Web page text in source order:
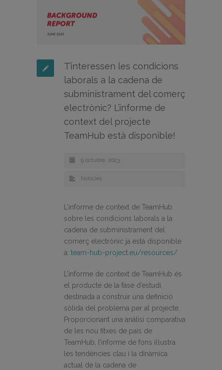
T’interessen les condicions
laborals a la cadena de
subministrament del comerç
electrònic? L’informe de
context del projecte
TeamHub està disponible!
9 octubre, 2023
Noticies
L’informe de context de TeamHub
sobre les condicions laborals a la
cadena de subministrament del
comerç electrònic ja està disponible
a: team-hub-project.eu/resources/
L’informe de context de TeamHub és
el producte de la fase d’estudi,
destinada a construir una definició
sòlida del problema per al projecte.
Proporcionant una anàlisi comparativa
de les nou fitxes de país de
TeamHub, l’informe de fons il·lustra
les tendències clau i la dinàmica
actual de la cadena de